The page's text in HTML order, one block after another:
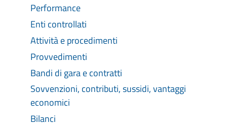
Performance
Enti controllati
Attività e procedimenti
Provvedimenti
Bandi di gara e contratti
Sovvenzioni, contributi, sussidi, vantaggi
economici
Bilanci